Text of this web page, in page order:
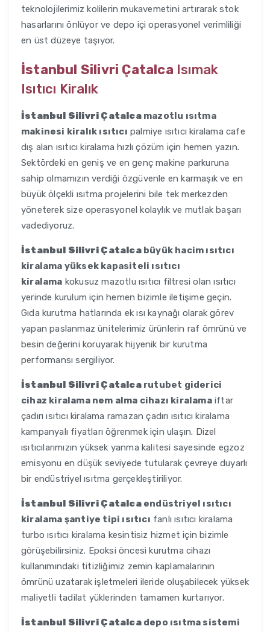
teknolojilerimiz kolilerin mukavemetini artırarak stok
hasarlarını önlüyor ve depo içi operasyonel verimliliği
en üst düzeye taşıyor.
İstanbul Silivri Çatalca Isımak
Isıtıcı Kiralık
İstanbul Silivri Çatalcamazotlu ısıtma
makinesi kiralık ısıtıcı palmiye ısıtıcı kiralama cafe
dış alan ısıtıcı kiralama hızlı çözüm için hemen yazın.
Sektördeki en geniş ve en genç makine parkuruna
sahip olmamızın verdiği özgüvenle en karmaşık ve en
büyük ölçekli ısıtma projelerini bile tek merkezden
yöneterek size operasyonel kolaylık ve mutlak başarı
vadediyoruz.
İstanbul Silivri Çatalcabüyük hacim ısıtıcı
kiralama yüksek kapasiteli ısıtıcı
kiralama kokusuz mazotlu ısıtıcı filtresi olan ısıtıcı
yerinde kurulum için hemen bizimle iletişime geçin.
Gıda kurutma hatlarında ek ısı kaynağı olarak görev
yapan paslanmaz ünitelerimiz ürünlerin raf ömrünü ve
besin değerini koruyarak hijyenik bir kurutma
performansı sergiliyor.
İstanbul Silivri Çatalcarutubet giderici
cihaz kiralama nem alma cihazı kiralamaiftar
çadırı ısıtıcı kiralama ramazan çadırı ısıtıcı kiralama
kampanyalı fiyatları öğrenmek için ulaşın. Dizel
ısıtıcılarımızın yüksek yanma kalitesi sayesinde egzoz
emisyonu en düşük seviyede tutularak çevreye duyarlı
bir endüstriyel ısıtma gerçekleştiriliyor.
İstanbul Silivri Çatalcaendüstriyel ısıtıcı
kiralama şantiye tipi ısıtıcı fanlı ısıtıcı kiralama
turbo ısıtıcı kiralama kesintisiz hizmet için bizimle
görüşebilirsiniz. Epoksi öncesi kurutma cihazı
kullanımındaki titizliğimiz zemin kaplamalarının
ömrünü uzatarak işletmeleri ileride oluşabilecek yüksek
maliyetli tadilat yüklerinden tamamen kurtarıyor.
İstanbul Silivri Çatalcadepo ısıtma sistemi